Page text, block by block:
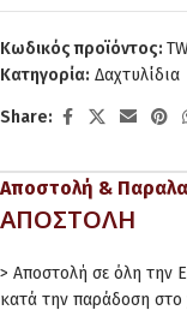
Κωδικός προϊόντος:
Κατηγορία: Δαχτυλίδια
Share:
Αποστολή &
ΑΠΟΣΤΟΛΗ
> Αποστολή σε όλη την
κατά την παράδοση